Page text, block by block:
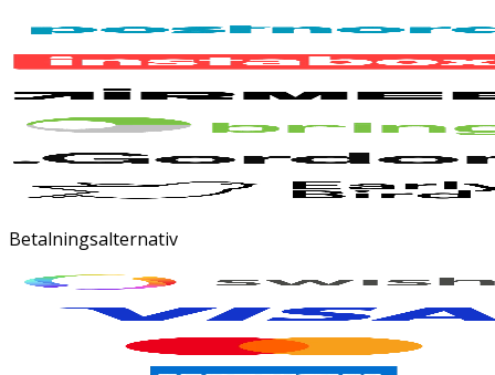
Betalningsalternativ